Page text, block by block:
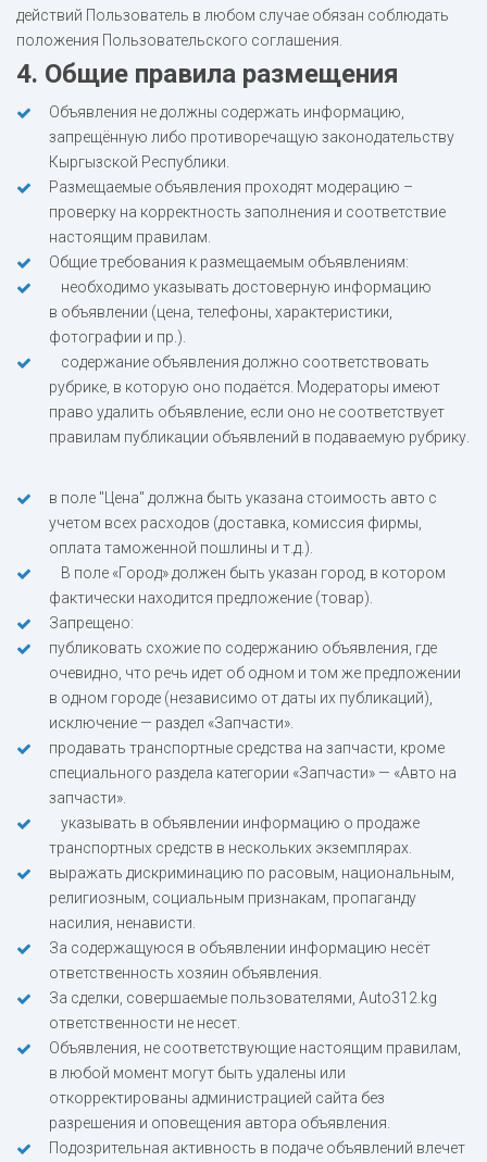
действий Пользователь в любом случае обязан соблюдать
положения Пользовательского соглашения.
4. Общие правила размещения
Объявления не должны содержать информацию,
запрещённую либо противоречащую законодательству
Кыргызской Республики.
Размещаемые объявления проходят модерацию –
проверку на корректность заполнения и соответствие
настоящим правилам.
Общие требования к размещаемым объявлениям:
необходимо указывать достоверную информацию
в объявлении (цена, телефоны, характеристики,
фотографии и пр.).
содержание объявления должно соответствовать
рубрике, в которую оно подаётся. Модераторы имеют
право удалить объявление, если оно не соответствует
правилам публикации объявлений в подаваемую рубрику.
в поле "Цена" должна быть указана стоимость авто с
учетом всех расходов (доставка, комиссия фирмы,
оплата таможенной пошлины и т.д.).
В поле «Город» должен быть указан город, в котором
фактически находится предложение (товар).
Запрещено:
публиковать схожие по содержанию объявления, где
очевидно, что речь идет об одном и том же предложении
в одном городе (независимо от даты их публикаций),
исключение — раздел «Запчасти».
продавать транспортные средства на запчасти, кроме
специального раздела категории «Запчасти» — «Авто на
запчасти».
указывать в объявлении информацию о продаже
транспортных средств в нескольких экземплярах.
выражать дискриминацию по расовым, национальным,
религиозным, социальным признакам, пропаганду
насилия, ненависти.
За содержащуюся в объявлении информацию несёт
ответственность хозяин объявления.
За сделки, совершаемые пользователями, Auto312.kg
ответственности не несет.
Объявления, не соответствующие настоящим правилам,
в любой момент могут быть удалены или
откорректированы администрацией сайта без
разрешения и оповещения автора объявления.
Подозрительная активность в подаче объявлений влечет